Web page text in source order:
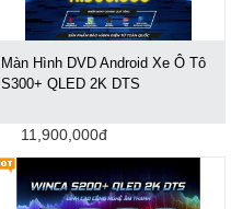
Màn Hình DVD Android Xe Ô Tô
S300+ QLED 2K DTS
11,900,000đ